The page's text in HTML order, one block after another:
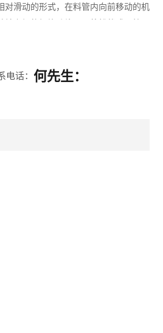
对滑动的形式，在料管内向前移动的机
上焊的螺旋叶片，可将粉状或颗粒状
电话： 何先生：